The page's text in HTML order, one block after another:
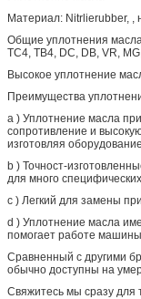
Материал: Nitrlierubber, ,
Общие уплотнения масла
TC4, TB4, DC, DB, VR,
Высокое уплотнение
Преимущества
a ) Уплотнение масла
сопротивление и
изготовляя
b ) Точност-
для много
c ) Легкий для замены
d ) Уплотнение масла
помогает работе
Сравненный с другими
обычно доступны на
Свяжитесь мы сразу для